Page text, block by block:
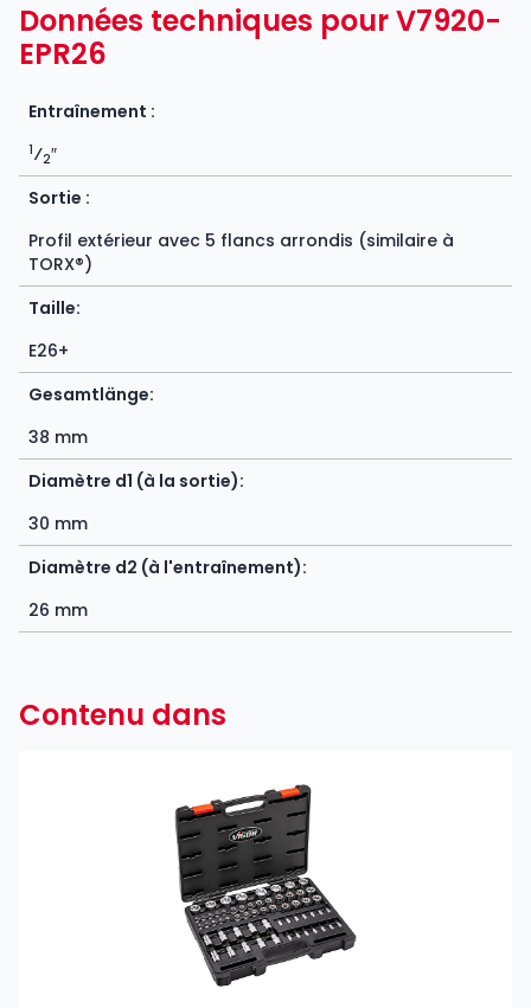
Données techniques pour V7920-
EPR26
Entraînement :
1⁄2″
Sortie :
Profil extérieur avec 5 flancs arrondis (similaire à
TORX®)
Taille:
E26+
Gesamtlänge:
38 mm
Diamètre d1 (à la sortie):
30 mm
Diamètre d2 (à l'entraînement):
26 mm
Contenu dans